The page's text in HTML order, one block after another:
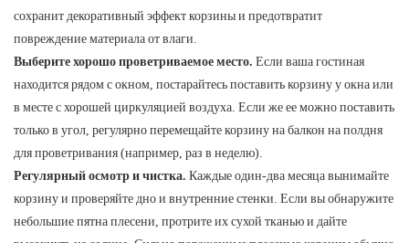
сохранит декоративный эффект корзины и предотвратит
повреждение материала от влаги.
Выберите хорошо проветриваемое место. Если ваша гостиная
находится рядом с окном, постарайтесь поставить корзину у окна или
в месте с хорошей циркуляцией воздуха. Если же ее можно поставить
только в угол, регулярно перемещайте корзину на балкон на полдня
для проветривания (например, раз в неделю).
Регулярный осмотр и чистка. Каждые один-два месяца вынимайте
корзину и проверяйте дно и внутренние стенки. Если вы обнаружите
небольшие пятна плесени, протрите их сухой тканью и дайте